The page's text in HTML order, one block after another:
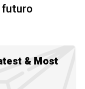
futuro
& Most